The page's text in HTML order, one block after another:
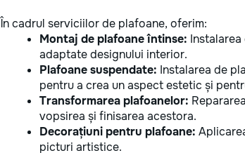
În cadrul serviciilor de plafoane, oferim:
Montaj de plafoane întinse:
adaptate designului interior.
Plafoane suspendate: Instalarea de
pentru a crea un aspect estetic și
Transformarea plafoanelor:
vopsirea și finisarea acestora.
Decorațiuni pentru plafoane:
picturi artistice.